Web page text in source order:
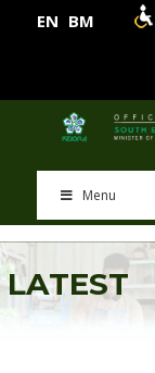
EN BM
Menu
LATEST